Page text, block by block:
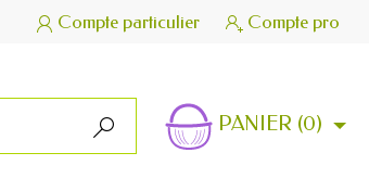
 Compte particulier  Compte pro
 PANIER (0)